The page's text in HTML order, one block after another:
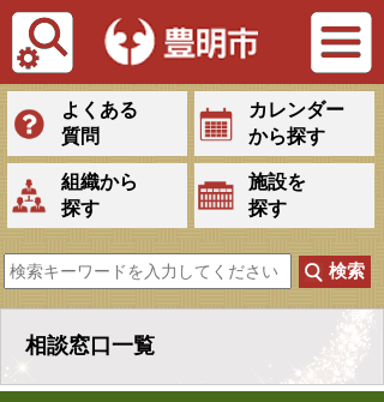
Tiếng Việt
よくある
質問
カレンダー
から探す
組織から
探す
施設を
探す
相談窓口一覧